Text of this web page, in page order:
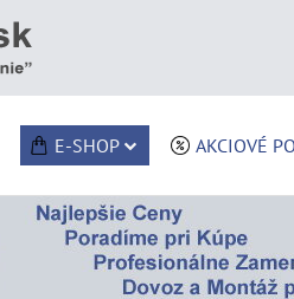
E-SHOP AKCIOVÉ